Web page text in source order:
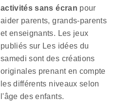
activités sans écran pour
aider parents, grands-parents
et enseignants. Les jeux
publiés sur Les idées du
samedi sont des créations
originales prenant en compte
les différents niveaux selon
l'âge des enfants.